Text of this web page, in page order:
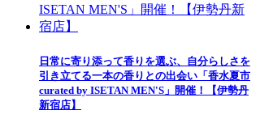
日常に寄り添って香りを選ぶ、自分らしさを
引き立てる一本の香りとの出会い「香水夏市
curated by ISETAN MEN'S」開催！【伊勢丹
新宿店】